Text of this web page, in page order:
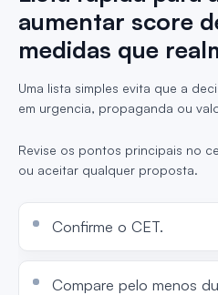
aumentar score
medidas que
Uma lista simples evita que a
em urgencia, propaganda ou
Revise os pontos principais no
ou aceitar qualquer proposta.
Confirme o CET.
Compare pelo menos